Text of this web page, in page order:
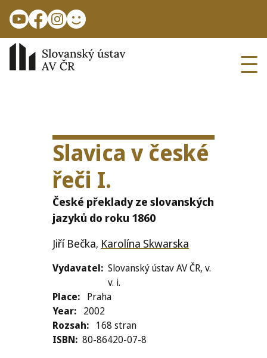
Slavica v české
řeči I.
České překlady ze slovanských
jazyků do roku 1860
Jiří Bečka, Karolína Skwarska
Vydavatel Slovanský ústav AV ČR, v.
v. i.
Place
Praha
Year
2002
Rozsah
168 stran
ISBN 80-86420-07-8